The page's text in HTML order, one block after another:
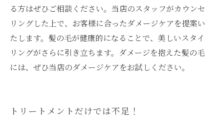
る方はぜひご相談ください。当店のスタッフがカウンセ
リングした上で、お客様に合ったダメージケアを提案い
たします。髪の毛が健康的になることで、美しいスタイ
リングがさらに引き立ちます。ダメージを抱えた髪の毛
には、ぜひ当店のダメージケアをお試しください。
トリートメントだけでは不足！